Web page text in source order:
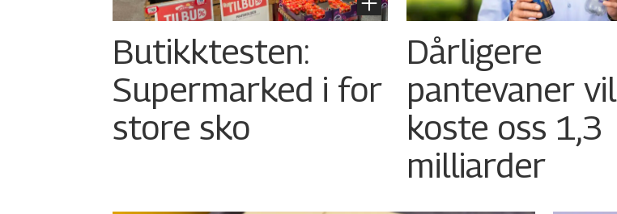
Butikktesten:
Supermarked i for
store sko
Dårligere
pantevaner vil
koste oss 1,3
milliarder